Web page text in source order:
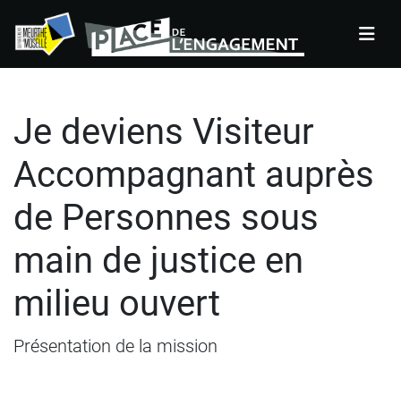
Je deviens Visiteur
Accompagnant auprès
de Personnes sous
main de justice en
milieu ouvert
Présentation de la mission
Panneau de gestion des cookies